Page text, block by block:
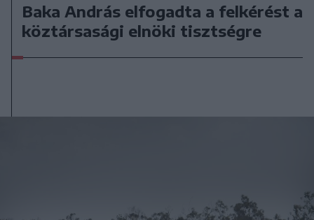
Baka András elfogadta a felkérést a
köztársasági elnöki tisztségre